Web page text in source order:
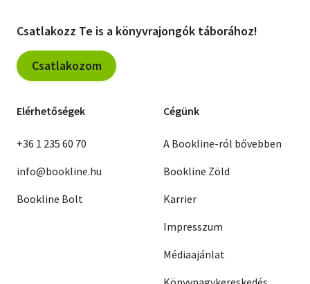
Csatlakozz Te is a könyvrajongók táborához!
Csatlakozom
Elérhetőségek
+36 1 235 60 70
info@bookline.hu
Bookline Bolt
Cégünk
A Bookline-ról bővebben
Bookline Zöld
Karrier
Impresszum
Médiaajánlat